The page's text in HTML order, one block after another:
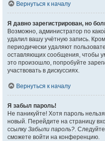
Вернуться к началу
Я давно зарегистрирован, но
Возможно, администратор по
удалил вашу учётную запись.
периодически удаляют
оставляющих сообщения, чтобы
это произошло, попробуйте
участвовать в дискуссиях.
Вернуться к началу
Я забыл пароль!
Не паникуйте! Хотя пароль
новый. Перейдите на страницу
ссылку Забыли пароль?.
сможете войти на конференцию.